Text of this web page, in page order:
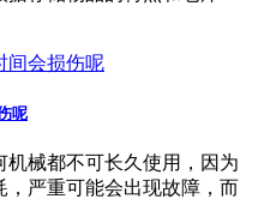
呢
械都不可长久使用，因为
严重可能会出现故障，而